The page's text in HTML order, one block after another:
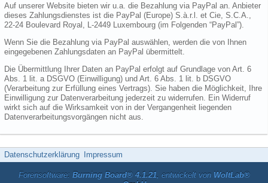
Auf unserer Website bieten wir u.a. die Bezahlung via PayPal an. Anbieter
dieses Zahlungsdienstes ist die PayPal (Europe) S.à.r.l. et Cie, S.C.A.,
22-24 Boulevard Royal, L-2449 Luxembourg (im Folgenden “PayPal”).
Wenn Sie die Bezahlung via PayPal auswählen, werden die von Ihnen
eingegebenen Zahlungsdaten an PayPal übermittelt.
Die Übermittlung Ihrer Daten an PayPal erfolgt auf Grundlage von Art. 6
Abs. 1 lit. a DSGVO (Einwilligung) und Art. 6 Abs. 1 lit. b DSGVO
(Verarbeitung zur Erfüllung eines Vertrags). Sie haben die Möglichkeit, Ihre
Einwilligung zur Datenverarbeitung jederzeit zu widerrufen. Ein Widerruf
wirkt sich auf die Wirksamkeit von in der Vergangenheit liegenden
Datenverarbeitungsvorgängen nicht aus.
Datenschutzerklärung Impressum
Forensoftware: Burning Board® 4.1.21, entwickelt von WoltLab®